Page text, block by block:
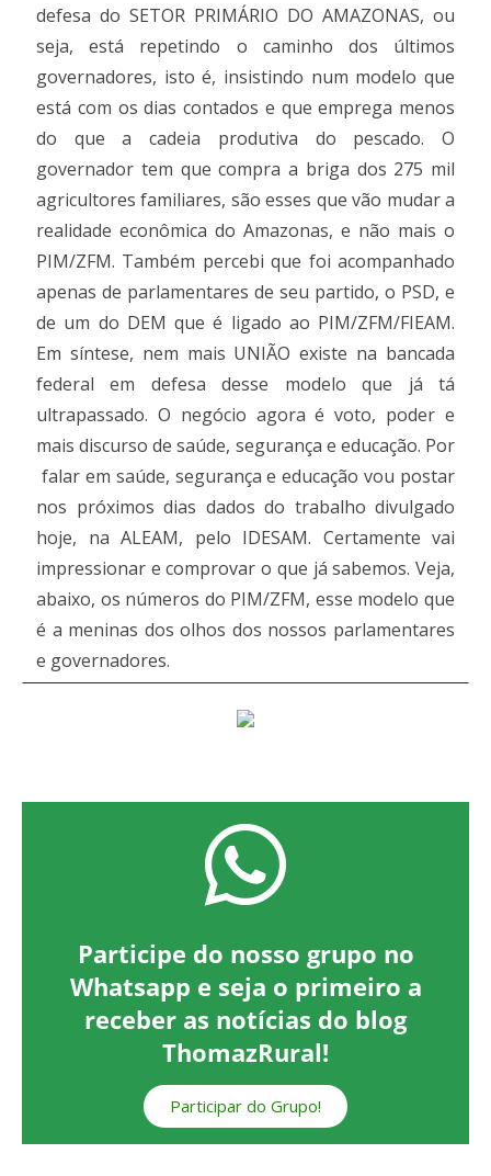
defesa do SETOR PRIMÁRIO DO AMAZONAS, ou
seja, está repetindo o caminho dos últimos
governadores, isto é, insistindo num modelo que
está com os dias contados e que emprega menos
do que a cadeia produtiva do pescado. O
governador tem que compra a briga dos 275 mil
agricultores familiares, são esses que vão mudar a
realidade econômica do Amazonas, e não mais o
PIM/ZFM. Também percebi que foi acompanhado
apenas de parlamentares de seu partido, o PSD, e
de um do DEM que é ligado ao PIM/ZFM/FIEAM.
Em síntese, nem mais UNIÃO existe na bancada
federal em defesa desse modelo que já tá
ultrapassado. O negócio agora é voto, poder e
mais discurso de saúde, segurança e educação. Por
falar em saúde, segurança e educação vou postar
nos próximos dias dados do trabalho divulgado
hoje, na ALEAM, pelo IDESAM. Certamente vai
impressionar e comprovar o que já sabemos. Veja,
abaixo, os números do PIM/ZFM, esse modelo que
é a meninas dos olhos dos nossos parlamentares
e governadores.
Participe do nosso grupo no
Whatsapp e seja o primeiro a
receber as notícias do blog
ThomazRural!
Participar do Grupo!